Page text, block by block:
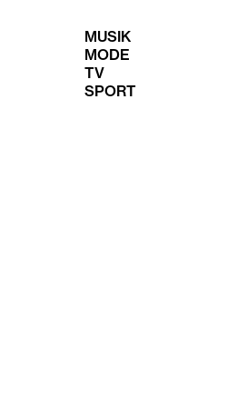
MUSIK
MODE
TV
SPORT